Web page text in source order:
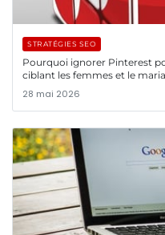
STRATÉGIES SEO
Pourquoi ignorer Pinterest
ciblant les femmes et le
28 mai 2026